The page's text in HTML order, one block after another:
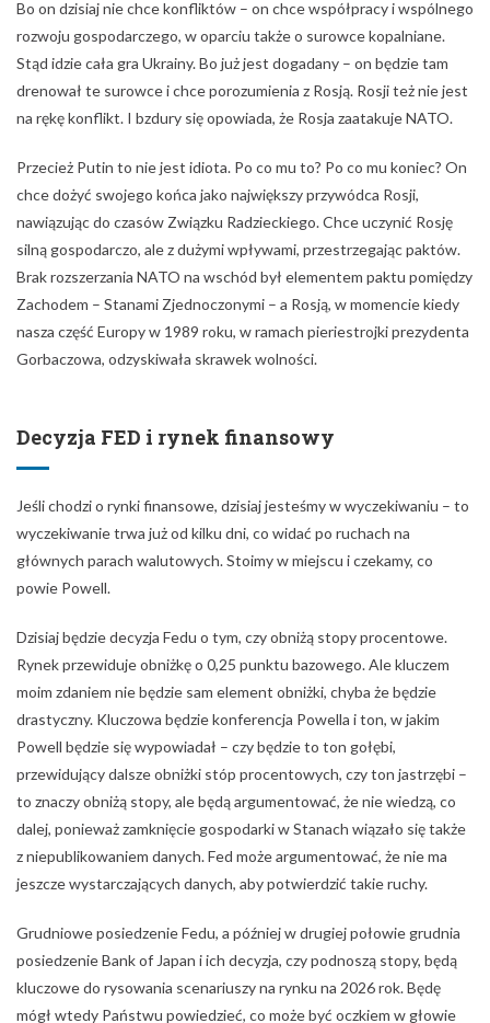
Bo on dzisiaj nie chce konfliktów – on chce współpracy i wspólnego
rozwoju gospodarczego, w oparciu także o surowce kopalniane.
Stąd idzie cała gra Ukrainy. Bo już jest dogadany – on będzie tam
drenował te surowce i chce porozumienia z Rosją. Rosji też nie jest
na rękę konflikt. I bzdury się opowiada, że Rosja zaatakuje NATO.
Przecież Putin to nie jest idiota. Po co mu to? Po co mu koniec? On
chce dożyć swojego końca jako największy przywódca Rosji,
nawiązując do czasów Związku Radzieckiego. Chce uczynić Rosję
silną gospodarczo, ale z dużymi wpływami, przestrzegając paktów.
Brak rozszerzania NATO na wschód był elementem paktu pomiędzy
Zachodem – Stanami Zjednoczonymi – a Rosją, w momencie kiedy
nasza część Europy w 1989 roku, w ramach pieriestrojki prezydenta
Gorbaczowa, odzyskiwała skrawek wolności.
Decyzja FED i rynek finansowy
Jeśli chodzi o rynki finansowe, dzisiaj jesteśmy w wyczekiwaniu – to
wyczekiwanie trwa już od kilku dni, co widać po ruchach na
głównych parach walutowych. Stoimy w miejscu i czekamy, co
powie Powell.
Dzisiaj będzie decyzja Fedu o tym, czy obniżą stopy procentowe.
Rynek przewiduje obniżkę o 0,25 punktu bazowego. Ale kluczem
moim zdaniem nie będzie sam element obniżki, chyba że będzie
drastyczny. Kluczowa będzie konferencja Powella i ton, w jakim
Powell będzie się wypowiadał – czy będzie to ton gołębi,
przewidujący dalsze obniżki stóp procentowych, czy ton jastrzębi –
to znaczy obniżą stopy, ale będą argumentować, że nie wiedzą, co
dalej, ponieważ zamknięcie gospodarki w Stanach wiązało się także
z niepublikowaniem danych. Fed może argumentować, że nie ma
jeszcze wystarczających danych, aby potwierdzić takie ruchy.
Grudniowe posiedzenie Fedu, a później w drugiej połowie grudnia
posiedzenie Bank of Japan i ich decyzja, czy podnoszą stopy, będą
kluczowe do rysowania scenariuszy na rynku na 2026 rok. Będę
mógł wtedy Państwu powiedzieć, co może być oczkiem w głowie